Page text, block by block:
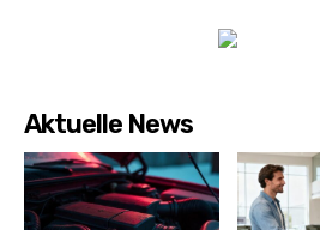
Aktuelle News